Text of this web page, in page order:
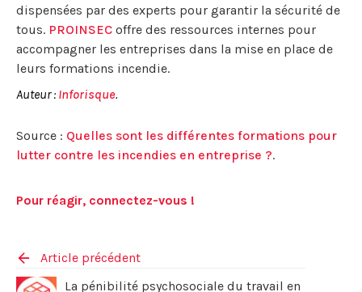
dispensées par des experts pour garantir la sécurité de
tous. PROINSEC offre des ressources internes pour
accompagner les entreprises dans la mise en place de
leurs formations incendie.
Auteur : Inforisque.
Source : Quelles sont les différentes formations pour
lutter contre les incendies en entreprise ?.
Pour réagir, connectez-vous !
Article précédent
La pénibilité psychosociale du travail en